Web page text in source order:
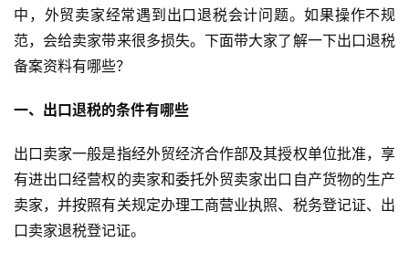
中，外贸卖家经常遇到出口退税会计问题。如果操作不规
范，会给卖家带来很多损失。下面带大家了解一下出口退税
备案资料有哪些？
一、出口退税的条件有哪些
出口卖家一般是指经外贸经济合作部及其授权单位批准，享
有进出口经营权的卖家和委托外贸卖家出口自产货物的生产
卖家，并按照有关规定办理工商营业执照、税务登记证、出
口卖家退税登记证。